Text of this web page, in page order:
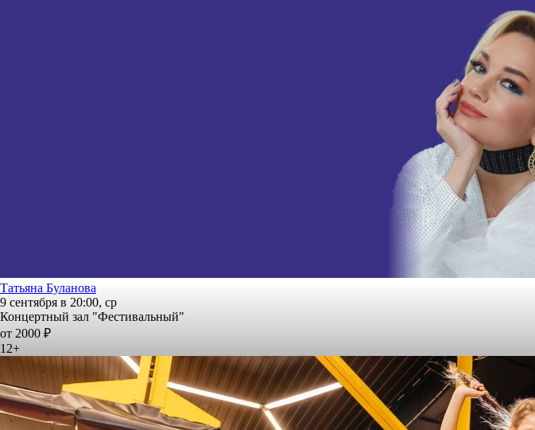
Татьяна Буланова
9 сентября в 20:00, ср
Концертный зал "Фестивальный"
от 2000 ₽
12+